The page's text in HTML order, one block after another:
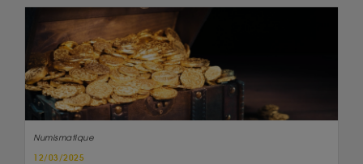
Numismatique
12/03/2025